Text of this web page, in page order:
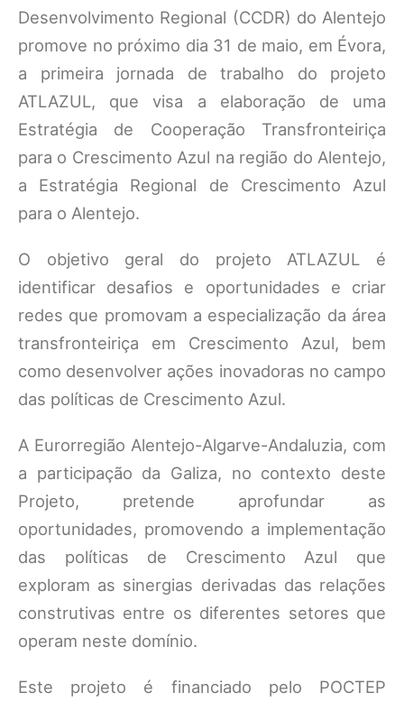
Desenvolvimento Regional (CCDR) do Alentejo
promove no próximo dia 31 de maio, em Évora,
a primeira jornada de trabalho do projeto
ATLAZUL, que visa a elaboração de uma
Estratégia de Cooperação Transfronteiriça
para o Crescimento Azul na região do Alentejo,
a Estratégia Regional de Crescimento Azul
para o Alentejo.
O objetivo geral do projeto ATLAZUL é
identificar desafios e oportunidades e criar
redes que promovam a especialização da área
transfronteiriça em Crescimento Azul, bem
como desenvolver ações inovadoras no campo
das políticas de Crescimento Azul.
A Eurorregião Alentejo-Algarve-Andaluzia, com
a participação da Galiza, no contexto deste
Projeto, pretende aprofundar as
oportunidades, promovendo a implementação
das políticas de Crescimento Azul que
exploram as sinergias derivadas das relações
construtivas entre os diferentes setores que
operam neste domínio.
Este projeto é financiado pelo POCTEP